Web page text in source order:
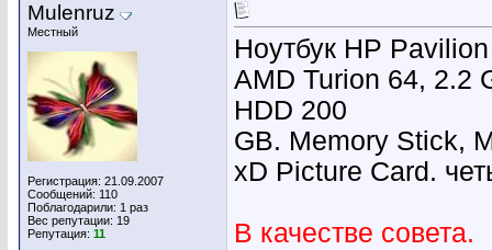
Mulenruz
Местный
Регистрация: 21.09.2007
Сообщений: 110
Поблагодарили: 1 раз
Вес репутации: 19
Репутация: 11
Ноутбук HP
AMD Turion 64, 2.2
HDD 200
GB. Memory Stick,
xD Picture Card.
В качестве совета.